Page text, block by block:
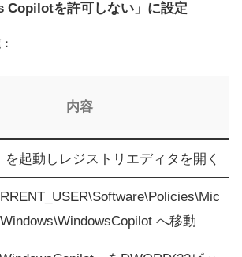
Copilotを許可しない」に設定
内容
を起動しレジストリエディタを開く
へ移動